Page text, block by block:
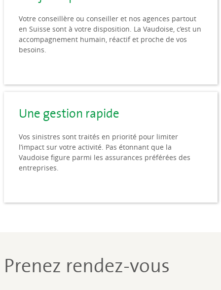
Votre conseillère ou conseiller et nos agences partout
en Suisse sont à votre disposition. La Vaudoise, c’est un
accompagnement humain, réactif et proche de vos
besoins.
Une gestion rapide
Vos sinistres sont traités en priorité pour limiter
l’impact sur votre activité. Pas étonnant que la
Vaudoise figure parmi les assurances préférées des
entreprises.
Prenez rendez-vous